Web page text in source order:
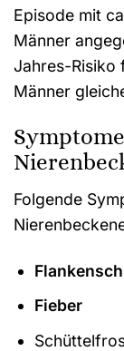
Episode mit
Männer
Jahres-Risiko
Männer
Folgende
Fieber